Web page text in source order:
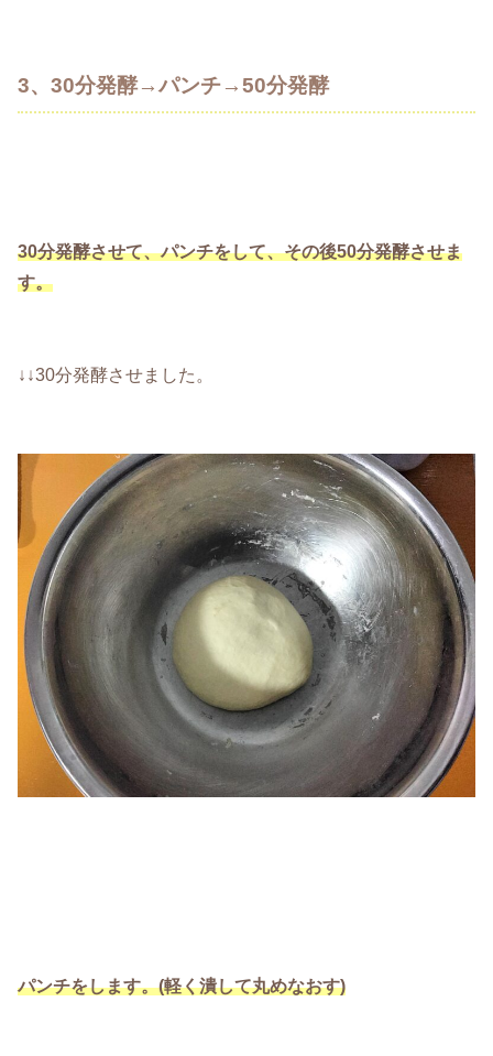
3、30分発酵→パンチ→50分発酵
30分発酵させて、パンチをして、その後50分発酵させま
す。
↓↓30分発酵させました。
パンチをします。(軽く潰して丸めなおす)